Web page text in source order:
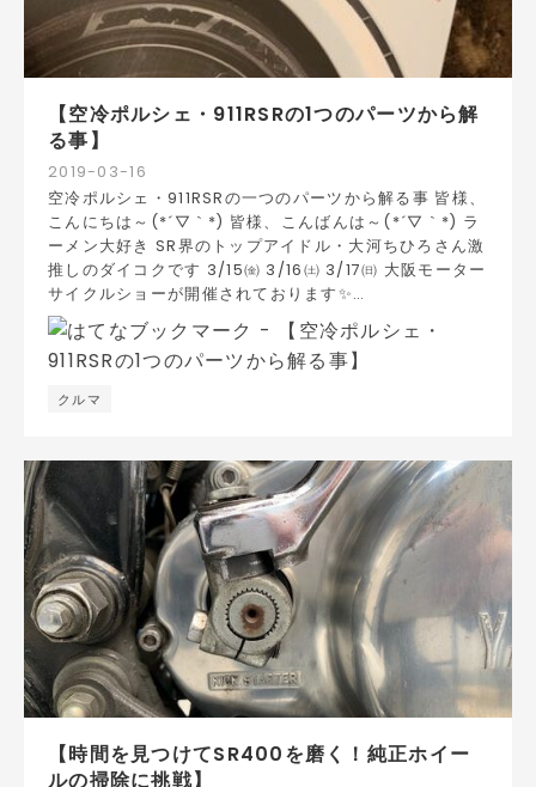
2019-03-16
【空冷ポルシェ・911RSRの1つのパーツから解
る事】
クルマ
空冷ポルシェ・911RSRの一つのパーツから解る事 皆様、
こんにちは～(*´▽｀*) 皆様、こんばんは～(*´▽｀*) ラ
ーメン大好き SR界のトップアイドル・大河ちひろさん激
推しのダイコクです 3/15㈮ 3/16㈯ 3/17㈰ 大阪モーター
サイクルショーが開催されております✨…
【時間を見つけてSR400を磨く！純正ホイー
ルの掃除に挑戦】